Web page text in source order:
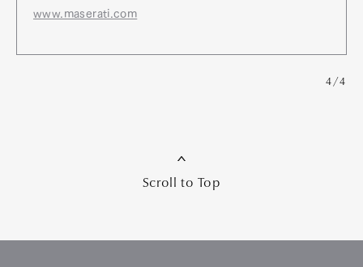
www.maserati.com
4/4
Scroll to Top